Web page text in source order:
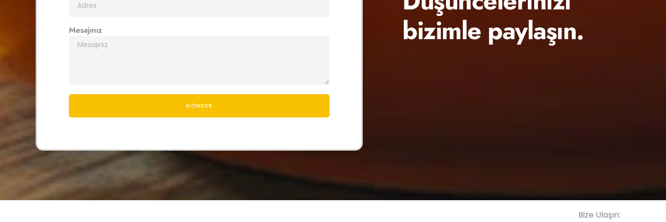
Mesajınız
GÖNDER
bizimle paylaşın.
Bize Ulaşın: